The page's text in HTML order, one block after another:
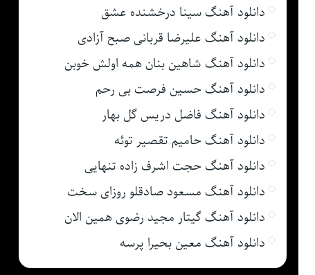
دانلود آهنگ سینا درخشنده عشق
دانلود آهنگ علیرضا قربانی صبح آزادی
دانلود آهنگ شاهین بنان همه اولش خوبن
دانلود آهنگ حسین فرصت بی رحم
دانلود آهنگ فاضل دریس گل بهار
دانلود آهنگ حامیم تقصیر توئه
دانلود آهنگ حجت اشرف زاده تنهایی
دانلود آهنگ مسعود صادقلو روزای سخت
دانلود آهنگ گیتار مجید رضوی همین الان
دانلود آهنگ معین بحیرا پرسه